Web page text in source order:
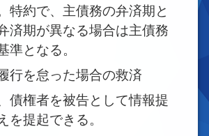
特約で、主債務の弁済期と
済期が異なる場合は主債務
準となる。
を怠った場合の救済
債権者を被告として情報提
を提起できる。